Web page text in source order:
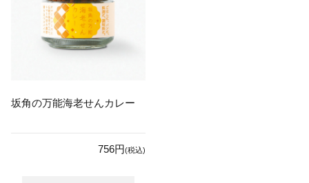
坂角の万能海老せんカレー
756円(税込)